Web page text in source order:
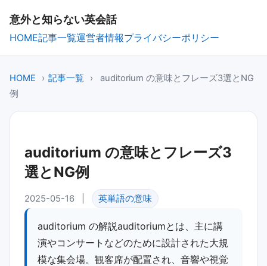
意外と知らない英会話
HOME記事一覧運営者情報プライバシーポリシー
HOME › 記事一覧 ›
auditorium の意味とフレーズ3選とNG
例
auditorium の意味とフレーズ3
選とNG例
2025-05-16 英単語の意味
auditorium の解説auditoriumとは、主に講
演やコンサートなどのために設計された大規
模な集会場。観客席が配置され、音響や視覚